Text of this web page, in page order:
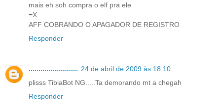
mais eh soh compra o elf pra ele
=X
AFF COBRANDO O APAGADOR DE REGISTRO
Responder
......................... 24 de abril de 2009 às 18:10
plisss TibiaBot NG.....Ta demorando mt a chegah
Responder